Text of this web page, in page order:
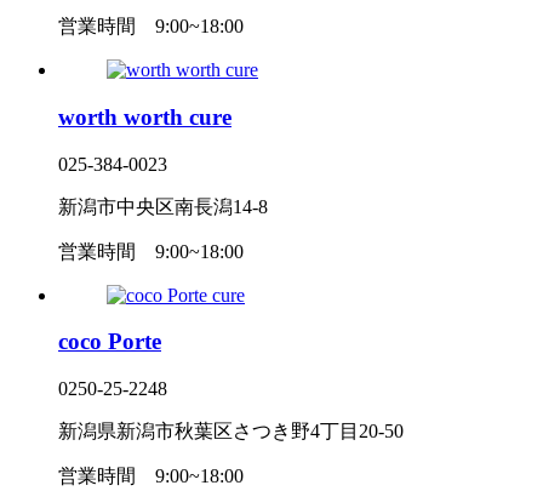
営業時間 9:00~18:00
worth worth cure
025-384-0023
新潟市中央区南長潟14-8
営業時間 9:00~18:00
coco Porte
0250-25-2248
新潟県新潟市秋葉区さつき野4丁目20-50
営業時間 9:00~18:00